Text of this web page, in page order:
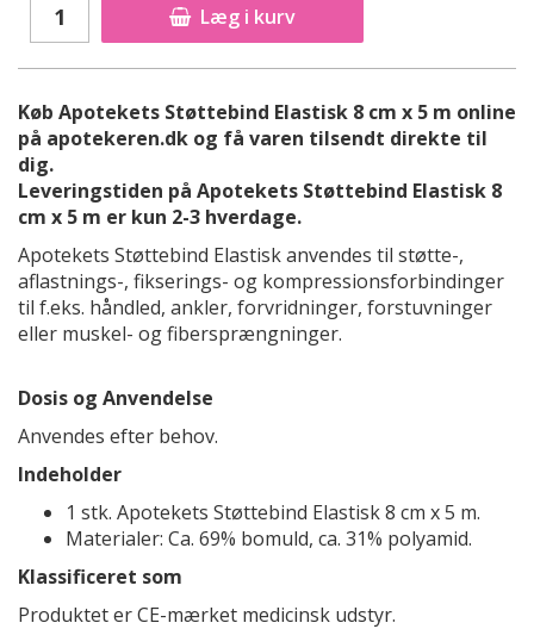
Læg i kurv
Køb Apotekets Støttebind Elastisk 8 cm x 5 m online
på apotekeren.dk og få varen tilsendt direkte til
dig.
Leveringstiden på Apotekets Støttebind Elastisk 8
cm x 5 m er kun 2-3 hverdage.
Apotekets Støttebind Elastisk anvendes til støtte-,
aflastnings-, fikserings- og kompressionsforbindinger
til f.eks. håndled, ankler, forvridninger, forstuvninger
eller muskel- og fibersprængninger.
Dosis og Anvendelse
Anvendes efter behov.
Indeholder
1 stk. Apotekets Støttebind Elastisk 8 cm x 5 m.
Materialer: Ca. 69% bomuld, ca. 31% polyamid.
Klassificeret som
Produktet er CE-mærket medicinsk udstyr.